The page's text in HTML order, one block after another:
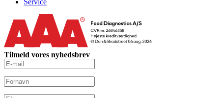
Tilmeld vores nyhedsbrev